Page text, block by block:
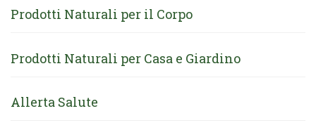
Prodotti Naturali per il Corpo
Prodotti Naturali per Casa e Giardino
Allerta Salute